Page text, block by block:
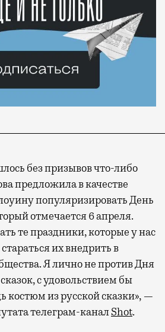
без призывов что-либо
предложила в качестве
популяризировать День
отмечается 6 апреля.
те праздники, которые у нас
их внедрить в
Я лично не против Дня
с удовольствием бы
костюм из русской сказки», —
телеграм-каналShot.